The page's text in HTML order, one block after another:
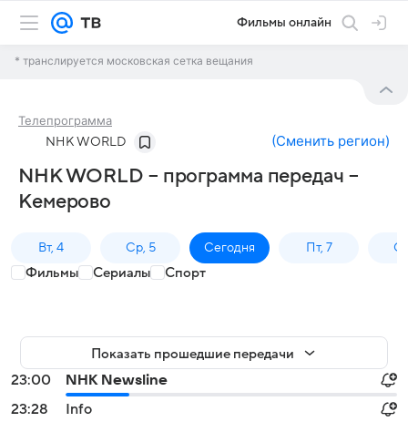
Фильмы онлайн
* транслируется московская сетка вещания
Телепрограмма
NHK WORLD (Сменить регион)
NHK WORLD – программа передач –
Кемерово
Вт, 4 Ср, 5 Сегодня Пт, 7
Фильмы Сериалы Спорт
Показать прошедшие передачи
23:00
NHK Newsline
23:28
Info